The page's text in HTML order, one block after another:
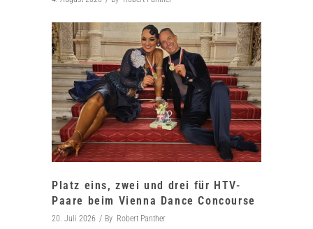
Platz eins, zwei und drei für HTV-
Paare beim Vienna Dance Concourse
20. Juli 2026 By Robert Panther